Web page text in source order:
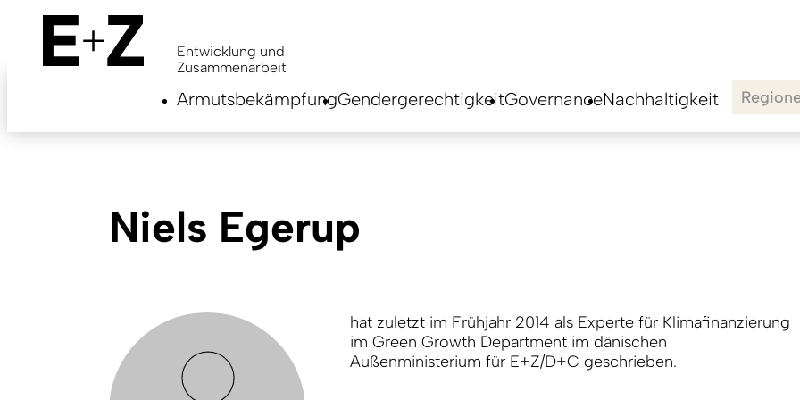
content
Entwicklung und
Zusammenarbeit
ArmutsbekämpfungGendergerechtigkeitGovernanceNachhaltigkeit
Niels Egerup
hat zuletzt im Frühjahr 2014 als Experte für Klimafinanzierung
im Green Growth Department im dänischen
Außenministerium für E+Z/D+C geschrieben.